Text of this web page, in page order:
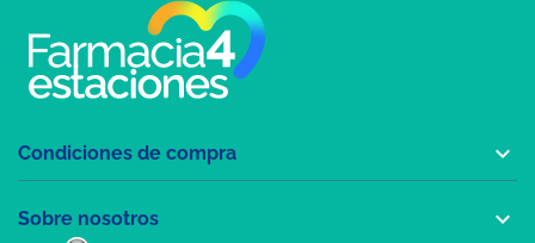
Condiciones de compra 
Sobre nosotros 